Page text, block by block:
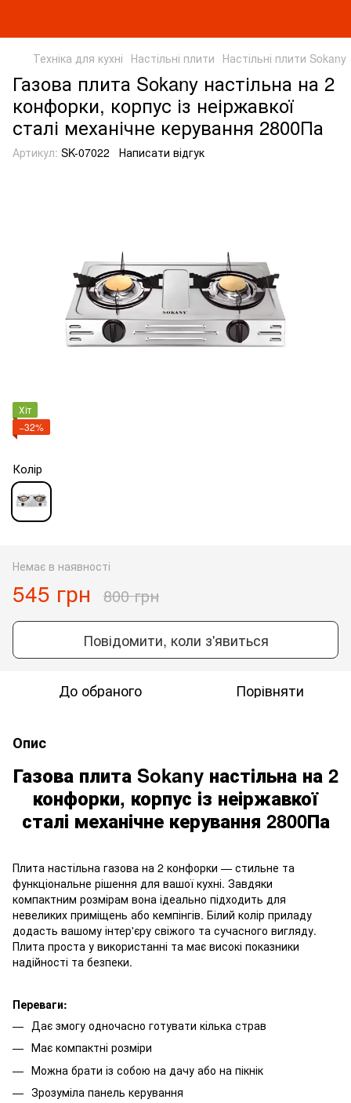
Техніка для кухні Настільні плити Настільні плити Sokany
Газова плита Sokany настільна на 2
конфорки, корпус із неіржавкої
сталі механічне керування 2800Па
Артикул: SK-07022 Написати відгук
Хіт
−32%
Колір
Немає в наявності
545 грн 800 грн
Повідомити, коли з'явиться
До обраного Порівняти
Опис
Газова плита Sokany настільна на 2
конфорки, корпус із неіржавкої
сталі механічне керування 2800Па
Плита настільна газова на 2 конфорки — стильне та
функціональне рішення для вашої кухні. Завдяки
компактним розмірам вона ідеально підходить для
невеликих приміщень або кемпінгів. Білий колір приладу
додасть вашому інтер'єру свіжого та сучасного вигляду.
Плита проста у використанні та має високі показники
надійності та безпеки.
Переваги:
Дає змогу одночасно готувати кілька страв
Має компактні розміри
Можна брати із собою на дачу або на пікнік
Зрозуміла панель керування